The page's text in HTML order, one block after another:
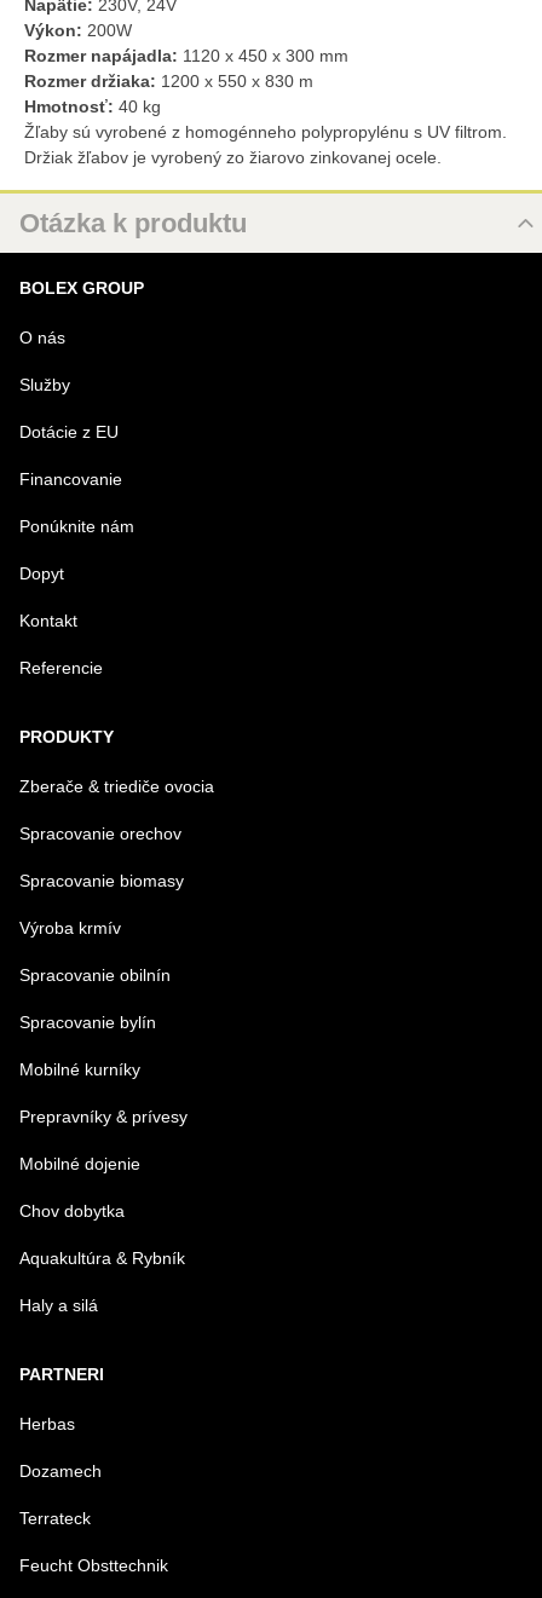
Napätie: 230V, 24V
Výkon: 200W
Rozmer napájadla: 1120 x 450 x 300 mm
Rozmer držiaka: 1200 x 550 x 830 m
Hmotnosť: 40 kg
Žľaby sú vyrobené z homogénneho polypropylénu s UV filtrom.
Držiak žľabov je vyrobený zo žiarovo zinkovanej ocele.
Otázka k produktu
MENO
VÁŠ E-MAIL
VAŠA OTÁZKA K PRODUKTU
Odoslať
BOLEX GROUP
O nás
Služby
Dotácie z EU
Financovanie
Ponúknite nám
Dopyt
Kontakt
Referencie
PRODUKTY
Zberače & triediče ovocia
Spracovanie orechov
Spracovanie biomasy
Výroba krmív
Spracovanie obilnín
Spracovanie bylín
Mobilné kurníky
Prepravníky & prívesy
Mobilné dojenie
Chov dobytka
Aquakultúra & Rybník
Haly a silá
PARTNERI
Herbas
Dozamech
Terrateck
Feucht Obsttechnik